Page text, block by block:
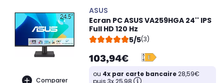
Comparer
ASUS
Ecran PC ASUS VA259HGA 24'' IPS
Full HD 120 Hz
5/5(3)
103,94€
ou 4x par carte bancaire28,59€